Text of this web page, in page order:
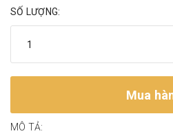
SỐ LƯỢNG:
Mua
MÔ TẢ: